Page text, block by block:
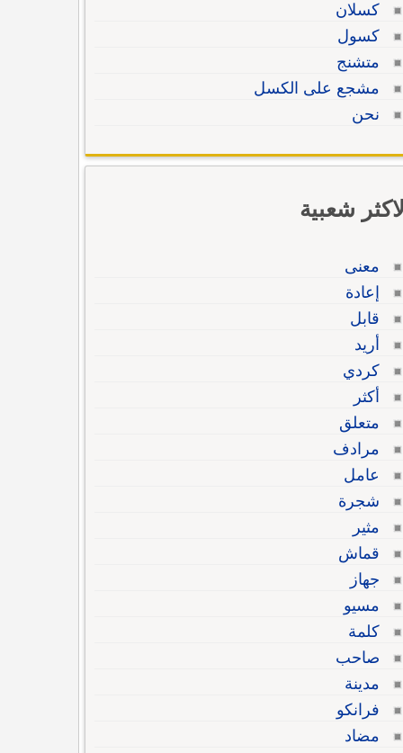
كسلان
كسول
متشنج
مشجع على الكسل
نحن
الاكثر شعبية
معنى
إعادة
قابل
أريد
كردي
أكثر
متعلق
مرادف
عامل
شجرة
مثير
قماش
جهاز
مسيو
كلمة
صاحب
مدينة
فرانكو
مضاد